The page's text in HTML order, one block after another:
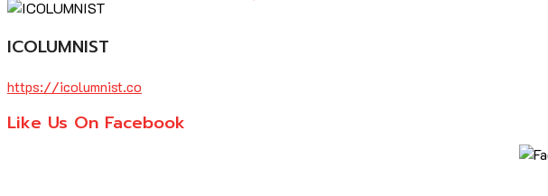
ICOLUMNIST
https://icolumnist.co
Like Us On Facebook